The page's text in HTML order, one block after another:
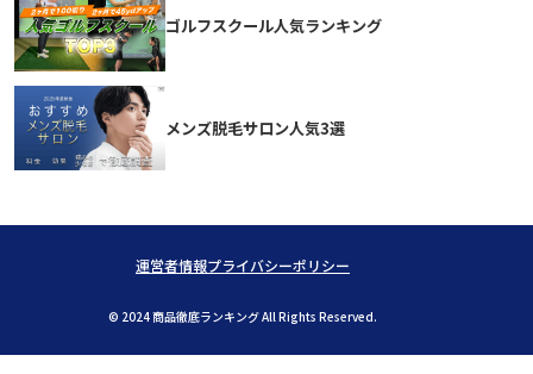
ゴルフスクール人気ランキング
メンズ脱毛サロン人気3選
運営者情報プライバシーポリシー
© 2024 商品徹底ランキング All Rights Reserved.